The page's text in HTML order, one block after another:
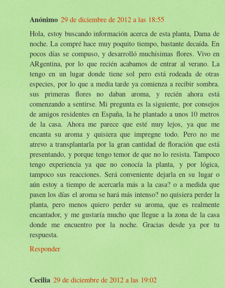
Anónimo 29 de diciembre de 2012 a las 18:55
Hola, estoy buscando información acerca de esta planta, Dama de
noche. La compré hace muy poquito tiempo, bastante decaída. En
pocos días se compuso, y desarrolló muchísimas flores. Vivo en
ARgentina, por lo que recién acabamos de entrar al verano. La
tengo en un lugar donde tiene sol pero está rodeada de otras
especies, por lo que a media tarde ya comienza a recibir sombra.
sus primeras flores no daban aroma, y recién ahora está
comenzando a sentirse. Mi pregunta es la siguiente, por consejos
de amigos residentes en España, la he plantado a unos 10 metros
de la casa. Ahora me parece que esté muy lejos, ya que me
encanta su aroma y quisiera que impregne todo. Pero no me
atrevo a transplantarla por la gran cantidad de floración que está
presentando, y porque tengo temor de que no lo resista. Tampoco
tengo experiencia ya que no conocía la planta, y por lógica,
tampoco sus reacciones. Será conveniente dejarla en su lugar o
aún estoy a tiempo de acercarla más a la casa? o a medida que
pasen los días el aroma se hará más intenso? no quisiera perder la
planta, pero menos quiero perder su aroma, que es realmente
encantador, y me gustaría mucho que llegue a la zona de la casa
donde me encuentro por la noche. Gracias desde ya por tu
respuesta.
Responder
Cecilia 29 de diciembre de 2012 a las 19:02